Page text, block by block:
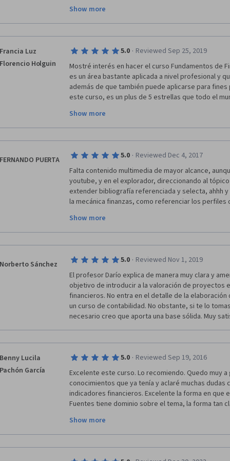
Muchas gracias. Un gran aplauso para Coursera de
de tomar estos cursos.
Show more
Francia Luz
Florencio Holguin
5.0 · Reviewed Sep 25, 2019
Mostré interés en hacer el curso Fundamentos de
es un área bastante aplicada a nivel profesional y
además de que también puede aplicarse para
este curso, es un plus de 5 estrellas que todo el
Es celosamente valorada en empresas, institución
en la toma de decisiones para elegir la más
y mayor beneficio. Entonces, pude ver que tener
la vez, me abriría puertas dentro de la misma
bastante bien cuando tocan temas que entiendes
decir. Siempre en los proyectos consideran la
Show more
FERNANDO PUERTA 5.0 · Reviewed Dec 4, 2017
Falta contenido multimedia de mayor alcance,
youtube, y en el explorador, direccionando al
extender bibliografía referenciada y selecta, ahhh
la mecánica finanzas, como referenciar los perfiles
la parafernalia de solicitud de perfiles de finanzas
de la fase de finanzas en un proyecto productivo o
negocios por competencias foda cadena de valor,
estrategia scorecard board y en dash financieros
tiempo con el que dispone el estudiante, pero in
fdo puerta
Show more
Norberto Sánchez 5.0 · Reviewed Nov 1, 2019
El profesor Darío explica de manera muy clara y
objetivo de introducir a la valoración de proyectos
financieros. No entra en el detalle de la
un curso de contabilidad. No obstante, si te lo
necesario creo que aporta una base sólida. Muy
Benny Lucila
Pachón García
5.0 · Reviewed Sep 19, 2016
Excelente este curso. Lo recomiendo. Quedo muy
conocimientos que ya tenía y aclaré muchas dudas
indicadores financieros. Excelente la forma en que
Fuentes tiene dominio sobre el tema, la forma tan
los vídeos y de las actividades propuestas en cada
Show more